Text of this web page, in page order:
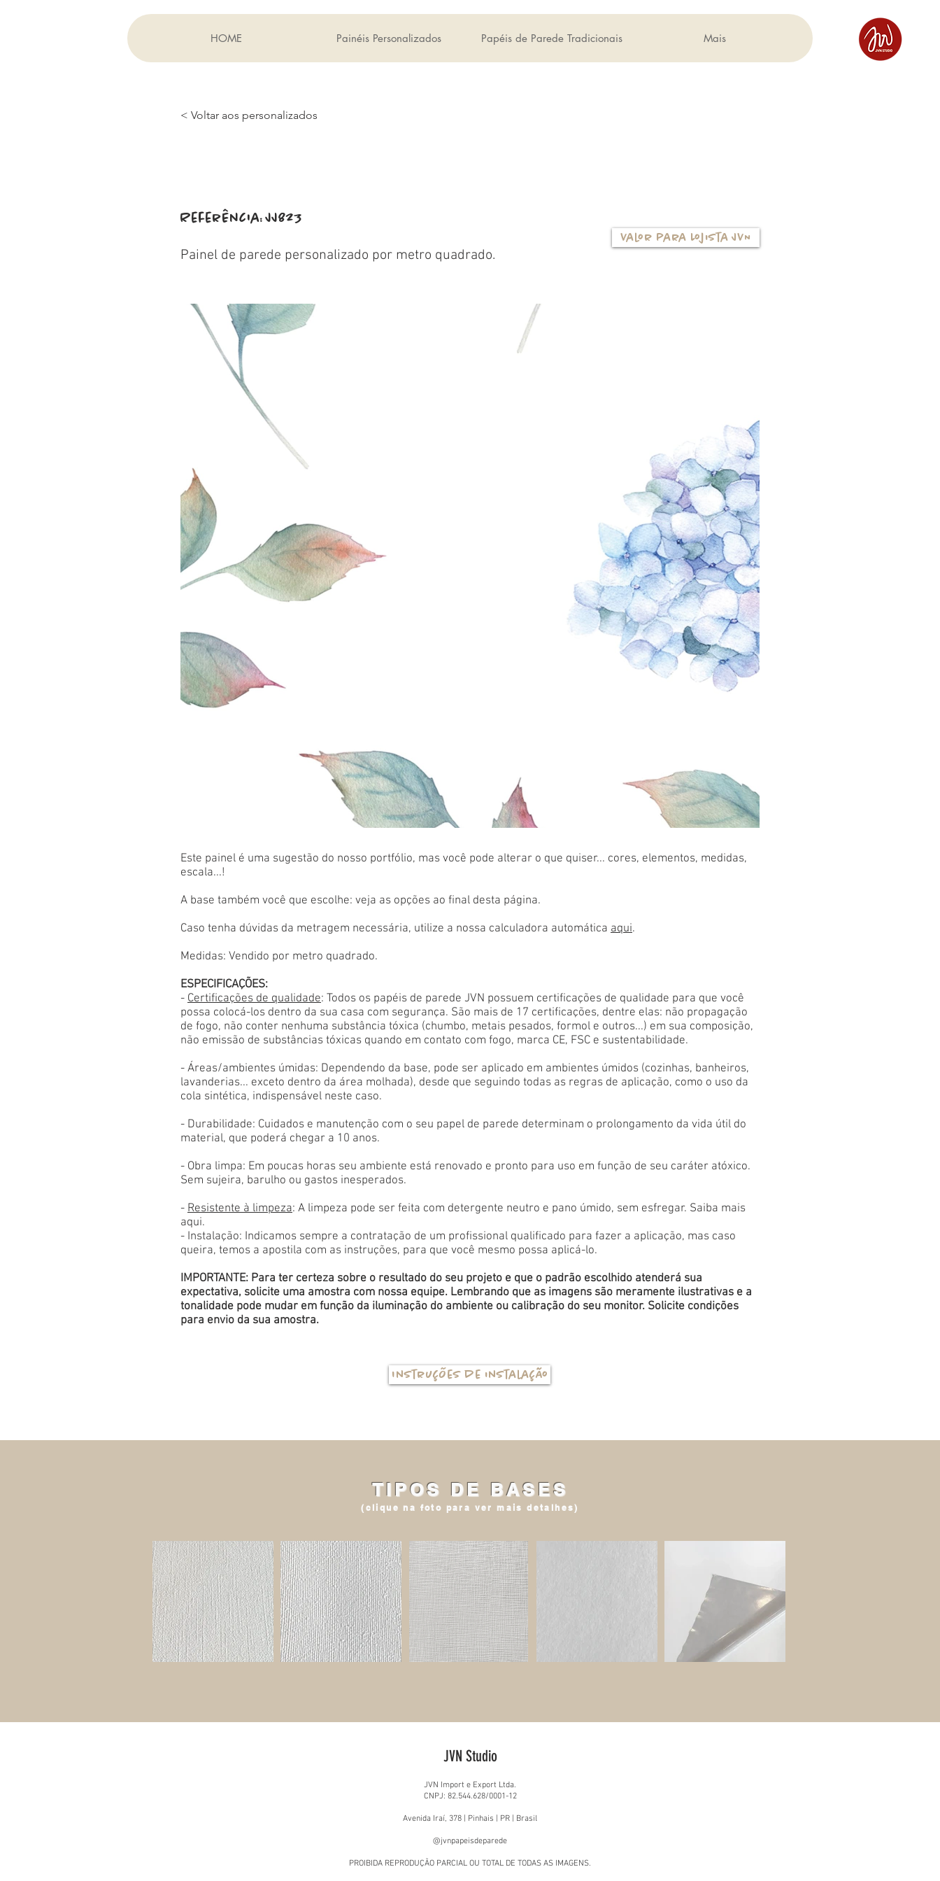
HOME Painéis Personalizados Papéis de Parede Tradicionais Mais
< Voltar aos personalizados
Referência: JJ823
Painel de parede personalizado por metro quadrado.
Valor para Lojista JVN
Este painel é uma sugestão do nosso portfólio, mas você pode alterar o que quiser... cores, elementos, medidas,
escala...!
A base também você que escolhe: veja as opções ao final desta página.
Caso tenha dúvidas da metragem necessária, utilize a nossa calculadora automática aqui.
Medidas: Vendido por metro quadrado.
ESPECIFICAÇÕES:
- Certificações de qualidade: Todos os papéis de parede JVN possuem certificações de qualidade para que você
possa colocá-los dentro da sua casa com segurança. São mais de 17 certificações, dentre elas: não propagação
de fogo, não conter nenhuma substância tóxica (chumbo, metais pesados, formol e outros...) em sua composição,
não emissão de substâncias tóxicas quando em contato com fogo, marca CE, FSC e sustentabilidade.
- Áreas/ambientes úmidas: Dependendo da base, pode ser aplicado em ambientes úmidos (cozinhas, banheiros,
lavanderias... exceto dentro da área molhada), desde que seguindo todas as regras de aplicação, como o uso da
cola sintética, indispensável neste caso.
- Durabilidade: Cuidados e manutenção com o seu papel de parede determinam o prolongamento da vida útil do
material, que poderá chegar a 10 anos.
- Obra limpa: Em poucas horas seu ambiente está renovado e pronto para uso em função de seu caráter atóxico.
Sem sujeira, barulho ou gastos inesperados.
- Resistente à limpeza: A limpeza pode ser feita com detergente neutro e pano úmido, sem esfregar. Saiba mais
aqui.
- Instalação: Indicamos sempre a contratação de um profissional qualificado para fazer a aplicação, mas caso
queira, temos a apostila com as instruções, para que você mesmo possa aplicá-lo.
IMPORTANTE: Para ter certeza sobre o resultado do seu projeto e que o padrão escolhido atenderá sua
expectativa, solicite uma amostra com nossa equipe. Lembrando que as imagens são meramente ilustrativas e a
tonalidade pode mudar em função da iluminação do ambiente ou calibração do seu monitor. Solicite condições
para envio da sua amostra.
Instruções de instalação
TIPOS DE BASES
(clique na foto para ver mais detalhes)
JVN Studio
JVN Import e Export Ltda.
CNPJ: 82.544.628/0001-12
Avenida Iraí, 378 | Pinhais | PR | Brasil
@jvnpapeisdeparede
PROIBIDA REPRODUÇÃO PARCIAL OU TOTAL DE TODAS AS IMAGENS.